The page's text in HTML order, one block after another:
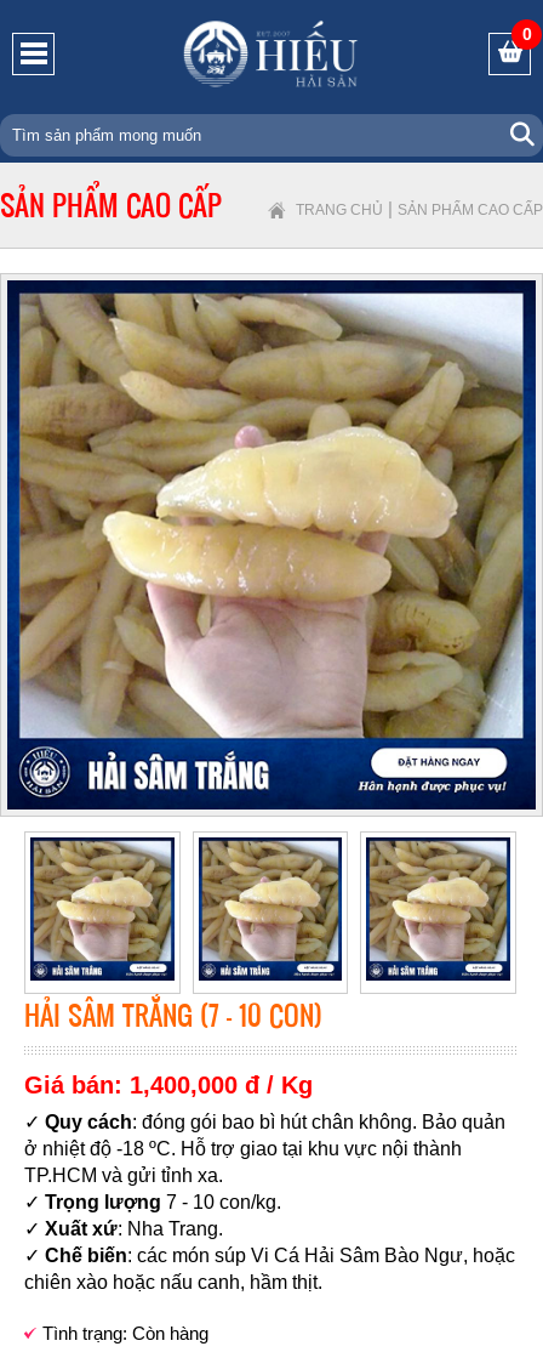
0
SẢN PHẨM CAO CẤP TRANG CHỦ | SẢN PHẨM CAO CẤP
HẢI SÂM TRẮNG (7 - 10 CON)
Giá bán: 1,400,000 đ / Kg
✓ Quy cách: đóng gói bao bì hút chân không. Bảo quản
ở nhiệt độ -18 ºC. Hỗ trợ giao tại khu vực nội thành
TP.HCM và gửi tỉnh xa.
✓ Trọng lượng 7 - 10 con/kg.
✓ Xuất xứ: Nha Trang.
✓ Chế biến: các món súp Vi Cá Hải Sâm Bào Ngư, hoặc
chiên xào hoặc nấu canh, hầm thịt.
Tình trạng: Còn hàng